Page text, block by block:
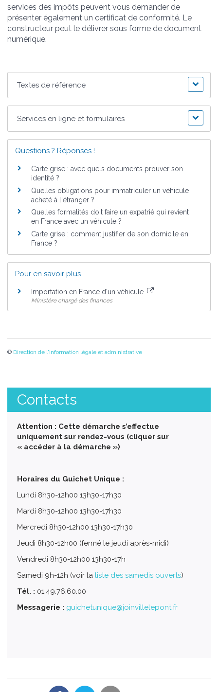
services des impôts peuvent vous demander de
présenter également un certificat de conformité. Le
constructeur peut le délivrer sous forme de document
numérique.
Textes de référence
Services en ligne et formulaires
Questions ? Réponses !
Carte grise : avec quels documents prouver son
identité ?
Quelles obligations pour immatriculer un véhicule
acheté à l'étranger ?
Quelles formalités doit faire un expatrié qui revient
en France avec un véhicule ?
Carte grise : comment justifier de son domicile en
France ?
Pour en savoir plus
Importation en France d'un véhicule
Ministère chargé des finances
© Direction de l'information légale et administrative
Contacts
Attention : Cette démarche s’effectue
uniquement sur rendez-vous (cliquer sur
« accéder à la démarche »)
Horaires du Guichet Unique :
Lundi 8h30-12h00 13h30-17h30
Mardi 8h30-12h00 13h30-17h30
Mercredi 8h30-12h00 13h30-17h30
Jeudi 8h30-12h00 (fermé le jeudi après-midi)
Vendredi 8h30-12h00 13h30-17h
Samedi 9h-12h (voir la liste des samedis ouverts)
Tél. : 01.49.76.60.00
Messagerie : guichetunique@joinvillelepont.fr